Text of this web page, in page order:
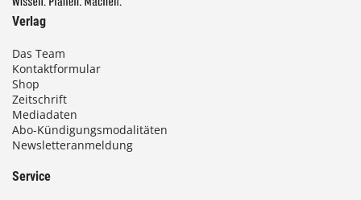
Verlag
Das Team
Kontaktformular
Shop
Zeitschrift
Mediadaten
Abo-Kündigungsmodalitäten
Newsletteranmeldung
Service